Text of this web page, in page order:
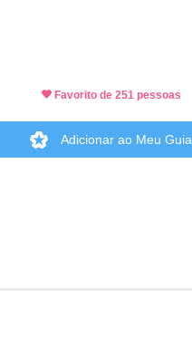
Favorito de 251 pessoas
Adicionar ao Meu Guia